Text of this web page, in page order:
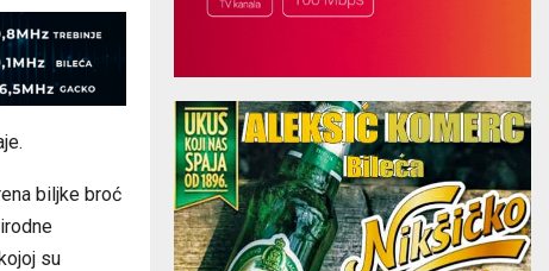
biljke broć
su